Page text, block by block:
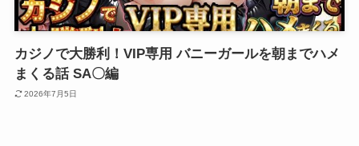
カジノで大勝利！VIP専用 バニーガールを朝までハメ
まくる話 SA〇編
2026年7月5日